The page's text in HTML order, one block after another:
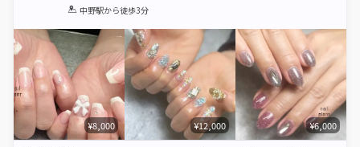
1 2 3 4 5
中野駅から徒歩3分
¥8,000 ¥12,000 ¥6,000